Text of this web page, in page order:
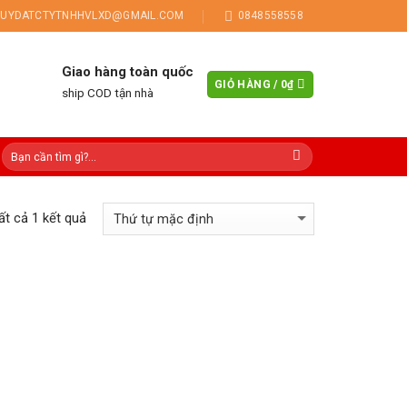
0848558558
Giao hàng toàn quốc
ship COD tận nhà
GIỎ HÀNG / 0₫
cả 1 kết quả